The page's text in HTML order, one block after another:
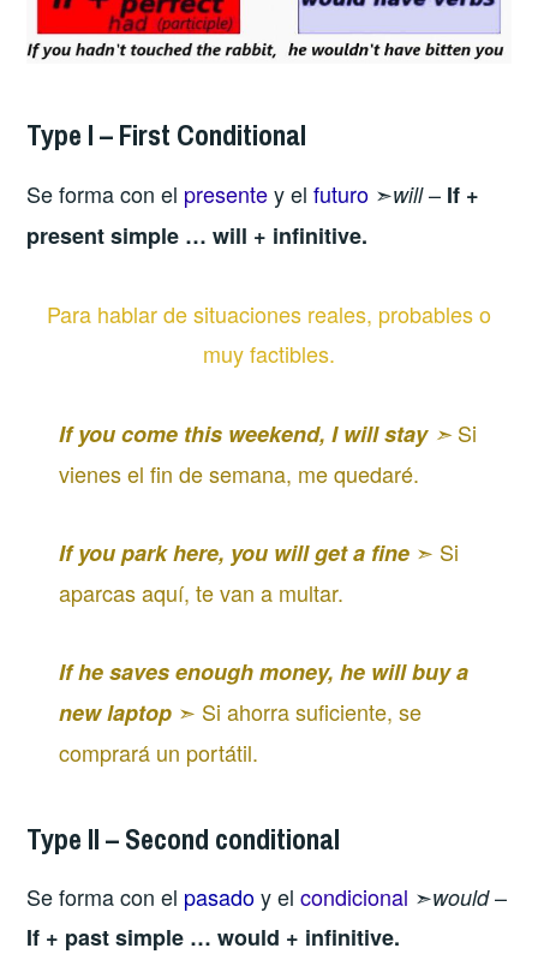
Type I – First Conditional
Se forma con el presentey elfuturo ➣will– If +
present simple … will + infinitive.
Para hablar de situaciones reales, probables o
muy factibles.
If you come this weekend, I will stay ➣ Si
vienes el fin de semana, me quedaré.
If you park here, you will get a fine ➣ Si
aparcas aquí, te van a multar.
If he saves enough money, he will buy a
new laptop ➣ Si ahorra suficiente, se
comprará un portátil.
Type II – Second conditional
Se forma con el pasadoy elcondicional ➣would–
If + past simple … would + infinitive.